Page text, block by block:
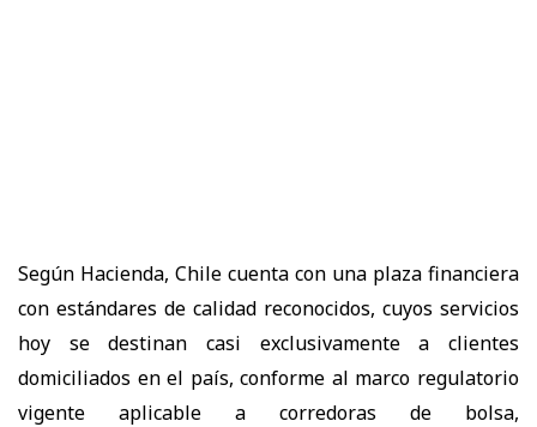
Según Hacienda, Chile cuenta con una plaza financiera
con estándares de calidad reconocidos, cuyos servicios
hoy se destinan casi exclusivamente a clientes
domiciliados en el país, conforme al marco regulatorio
vigente aplicable a corredoras de bolsa,